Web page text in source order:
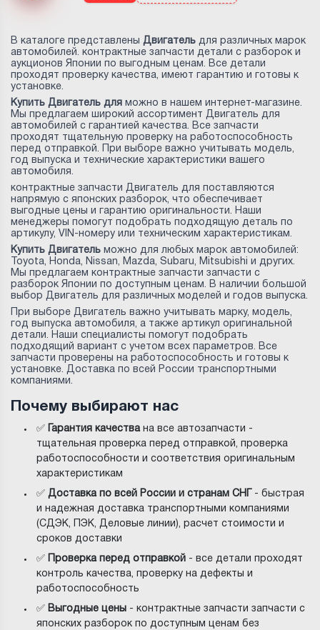
В каталоге представлены Двигатель для различных марок
автомобилей. контрактные запчасти детали с разборок и
аукционов Японии по выгодным ценам. Все детали
проходят проверку качества, имеют гарантию и готовы к
установке.
Купить Двигатель для
можно в нашем интернет-магазине.
Мы предлагаем широкий ассортимент Двигатель для
автомобилей с гарантией качества. Все запчасти
проходят тщательную проверку на работоспособность
перед отправкой. При выборе важно учитывать модель,
год выпуска и технические характеристики вашего
автомобиля.
контрактные запчасти Двигатель для
поставляются
напрямую с японских разборок, что обеспечивает
выгодные цены и гарантию оригинальности. Наши
менеджеры помогут подобрать подходящую деталь по
артикулу, VIN-номеру или техническим характеристикам.
Купить Двигатель можно для любых марок автомобилей:
Toyota, Honda, Nissan, Mazda, Subaru, Mitsubishi и других.
Мы предлагаем контрактные запчасти запчасти с
разборок Японии по доступным ценам. В наличии большой
выбор Двигатель для различных моделей и годов выпуска.
При выборе Двигатель важно учитывать марку, модель,
год выпуска автомобиля, а также артикул оригинальной
детали. Наши специалисты помогут подобрать
подходящий вариант с учетом всех параметров. Все
запчасти проверены на работоспособность и готовы к
установке. Доставка по всей России транспортными
компаниями.
Почему выбирают нас
✅ Гарантия качествана все автозапчасти -
тщательная проверка перед отправкой, проверка
работоспособности и соответствия оригинальным
характеристикам
✅Доставка по всей России и странам СНГ
- быстрая
и надежная доставка транспортными компаниями
(СДЭК, ПЭК, Деловые линии), расчет стоимости и
сроков доставки
✅ Проверка перед отправкой - все детали проходят
контроль качества, проверку на дефекты и
работоспособность
✅ Выгодные цены - контрактные запчасти запчасти с
японских разборок по доступным ценам без